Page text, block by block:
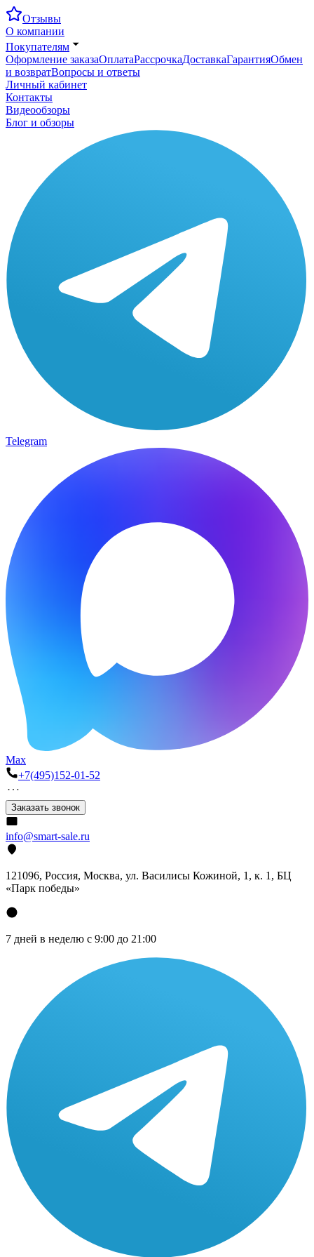
Отзывы
О компании
Покупателям
Оформление заказаОплатаРассрочкаДоставкаГарантияОбмен
и возвратВопросы и ответы
Личный кабинет
Контакты
Видеообзоры
Блог и обзоры
Telegram
Max
+7(495)152-01-52
Заказать звонок
info@smart-sale.ru
121096, Россия, Москва, ул. Василисы Кожиной, 1, к. 1, БЦ
«Парк победы»
7 дней в неделю с 9:00 до 21:00